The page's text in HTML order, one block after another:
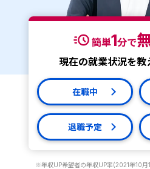
簡単1分で
現在の就業状況を教
在職中
退職予定
※年収UP希望者の年収UP率(2021年10